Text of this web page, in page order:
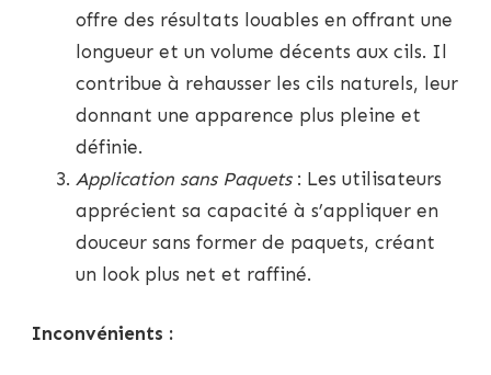
offre des résultats louables en offrant une
longueur et un volume décents aux cils. Il
contribue à rehausser les cils naturels, leur
donnant une apparence plus pleine et
définie.
Application sans Paquets: Les utilisateurs
apprécient sa capacité à s’appliquer en
douceur sans former de paquets, créant
un look plus net et raffiné.
Inconvénients :